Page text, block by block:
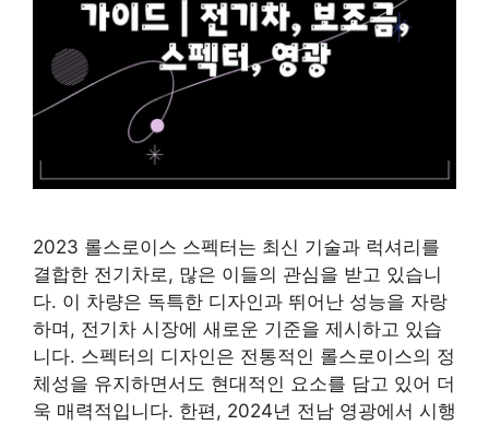
2023 롤스로이스 스펙터는 최신 기술과 럭셔리를
결합한 전기차로, 많은 이들의 관심을 받고 있습니
다. 이 차량은 독특한 디자인과 뛰어난 성능을 자랑
하며, 전기차 시장에 새로운 기준을 제시하고 있습
니다. 스펙터의 디자인은 전통적인 롤스로이스의 정
체성을 유지하면서도 현대적인 요소를 담고 있어 더
욱 매력적입니다. 한편, 2024년 전남 영광에서 시행